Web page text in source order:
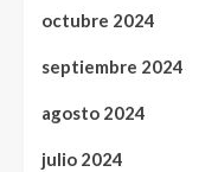
octubre 2024
septiembre 2024
agosto 2024
julio 2024